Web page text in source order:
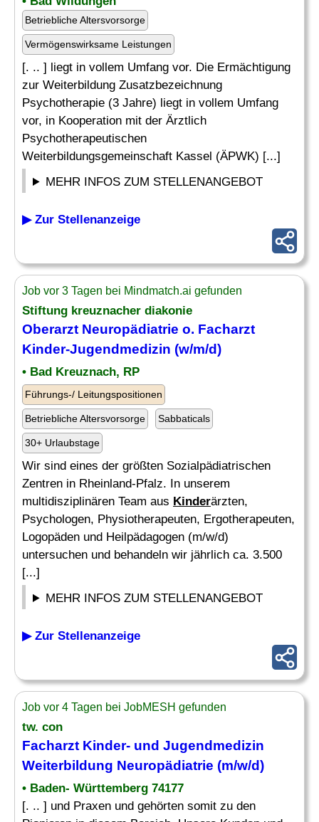
Betriebliche Altersvorsorge
Vermögenswirksame Leistungen
[. .. ] liegt in vollem Umfang vor. Die Ermächtigung
zur Weiterbildung Zusatzbezeichnung
Psychotherapie (3 Jahre) liegt in vollem Umfang
vor, in Kooperation mit der Ärztlich
Psychotherapeutischen
Weiterbildungsgemeinschaft Kassel (ÄPWK) [...]
MEHR INFOS ZUM STELLENANGEBOT
▶ Zur Stellenanzeige
Job vor 3 Tagen bei Mindmatch.ai gefunden
Stiftung kreuznacher diakonie
Oberarzt Neuropädiatrie o. Facharzt
Kinder-Jugendmedizin (w/m/d)
• Bad Kreuznach, RP
Führungs-/ Leitungspositionen
Betriebliche Altersvorsorge Sabbaticals
30+ Urlaubstage
Wir sind eines der größten Sozialpädiatrischen
Zentren in Rheinland-Pfalz. In unserem
multidisziplinären Team aus Kinderärzten,
Psychologen, Physiotherapeuten, Ergotherapeuten,
Logopäden und Heilpädagogen (m/w/d)
untersuchen und behandeln wir jährlich ca. 3.500
[...]
MEHR INFOS ZUM STELLENANGEBOT
▶ Zur Stellenanzeige
Job vor 4 Tagen bei JobMESH gefunden
tw. con
Facharzt Kinder- und Jugendmedizin
Weiterbildung Neuropädiatrie (m/w/d)
• Baden- Württemberg 74177
[. .. ] und Praxen und gehörten somit zu den